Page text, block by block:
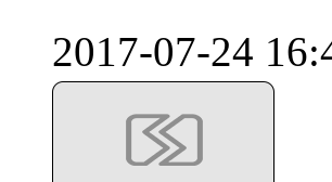
2017-07-24